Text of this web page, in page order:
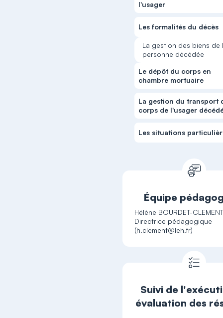
l'usager
Les formalités du décès
La gestion des biens de
personne décédée
Le dépôt du corps en
chambre mortuaire
La gestion du transport
corps de l'usager
Les situations
Équipe
Hélène BOURDET-
Directrice pédagogique
Suivi de
évaluation des